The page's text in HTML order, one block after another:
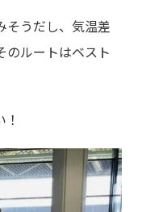
そうだし、気温差
のルートはベスト